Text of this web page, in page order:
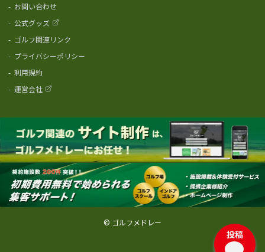
投稿
- お問い合わせ
- 公式グッズ
- ゴルフ関連リンク
- プライバシーポリシー
- 利用規約
- 運営会社
© ゴルフメドレー